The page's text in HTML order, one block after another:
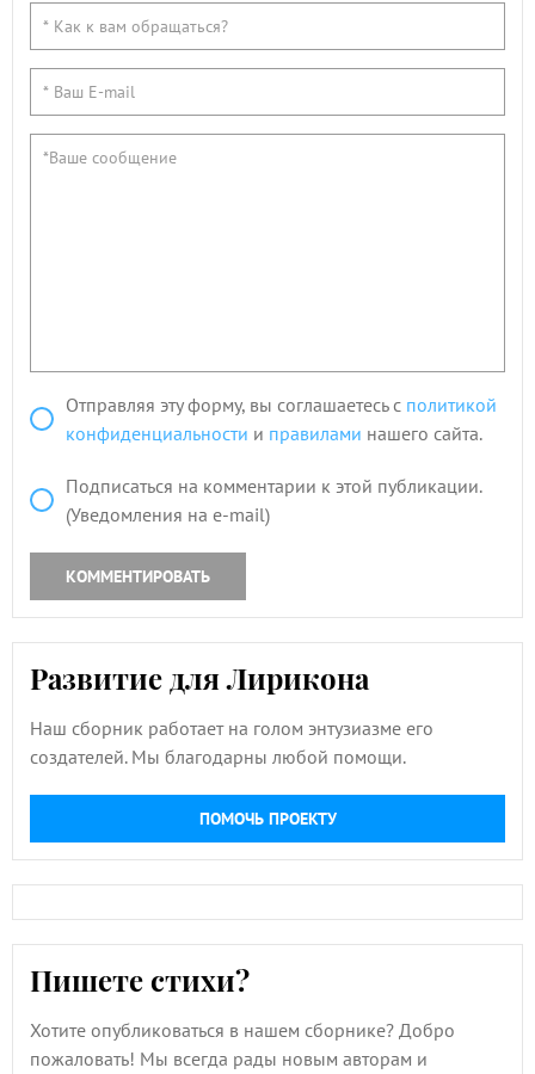
Отправляя эту форму, вы соглашаетесь с политикой
конфиденциальности и правилами нашего сайта.
Подписаться на комментарии к этой публикации.
(Уведомления на e-mail)
КОММЕНТИРОВАТЬ
Развитие для Лирикона
Наш сборник работает на голом энтузиазме его
создателей. Мы благодарны любой помощи.
ПОМОЧЬ ПРОЕКТУ
Пишете стихи?
Хотите опубликоваться в нашем сборнике? Добро
пожаловать! Мы всегда рады новым авторам и